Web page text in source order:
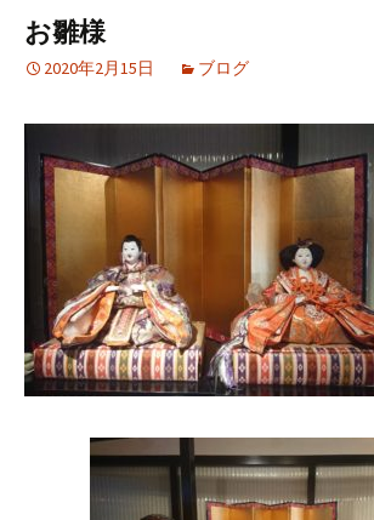
お雛様
2020年2月15日 ブログ